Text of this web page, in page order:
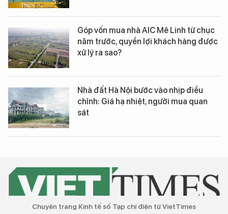
Góp vốn mua nhà AIC Mê Linh từ chục
năm trước, quyền lợi khách hàng được
xử lý ra sao?
Nhà đất Hà Nội bước vào nhịp điều
chỉnh: Giá hạ nhiệt, người mua quan
sát
Chuyên trang Kinh tế số Tạp chí điện tử VietTimes